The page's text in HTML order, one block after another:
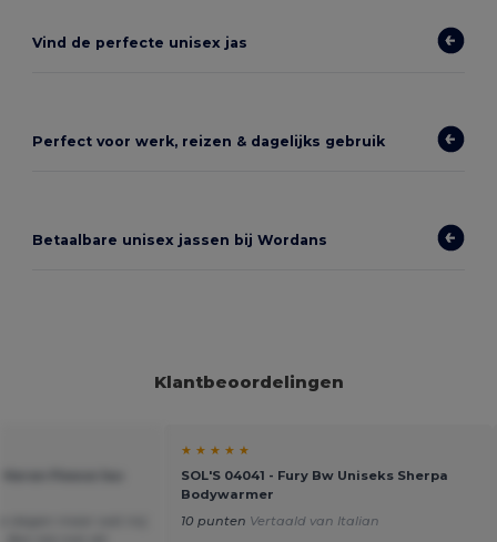
Vind de perfecte unisex jas
Perfect voor werk, reizen & dagelijks gebruik
Betaalbare unisex jassen bij Wordans
Klantbeoordelingen
★ ★ ★ ★ ★
SOL'S 04041 - Fury Bw Uniseks Sherpa
Bodywarmer
10 punten Vertaald van Italian